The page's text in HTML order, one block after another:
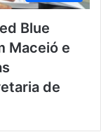
Blue
Maceió e
de